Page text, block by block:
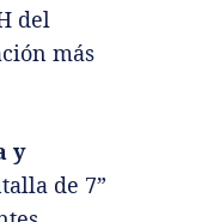
del
más
y
de 7”